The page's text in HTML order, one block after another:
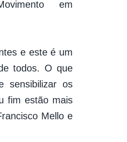
em
e este é um
todos. O que
sensibilizar os
fim estão mais
Mello e